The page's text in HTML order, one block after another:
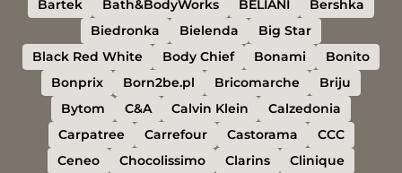
Bartek
Bath&BodyWorks BELIANI
Bershka
Biedronka
Bielenda
Big Star
Black Red White
Body Chief Bonami
Bonito
Bonprix
Born2be.pl Bricomarche
Briju
Bytom
C&A Calvin Klein
Calzedonia
Carpatree
Carrefour Castorama
CCC
Ceneo
Chocolissimo Clarins Clinique